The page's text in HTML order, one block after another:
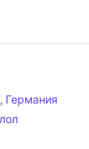
Германия